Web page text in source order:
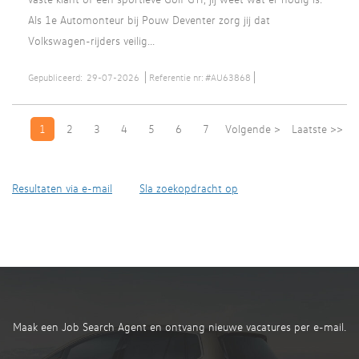
Als 1e Automonteur bij Pouw Deventer zorg jij dat
Volkswagen-rijders veilig...
Gepubliceerd: 29-07-2026 Referentie nr: #AU63868
1 2 3 4 5 6 7 Volgende > Laatste >>
Resultaten via e-mail Sla zoekopdracht op
Maak een Job Search Agent en ontvang nieuwe vacatures per e-mail.